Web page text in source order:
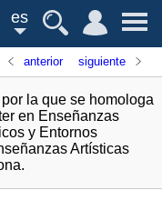
es
anterior siguiente
la que se homologa
en Enseñanzas
y Entornos
Artísticas